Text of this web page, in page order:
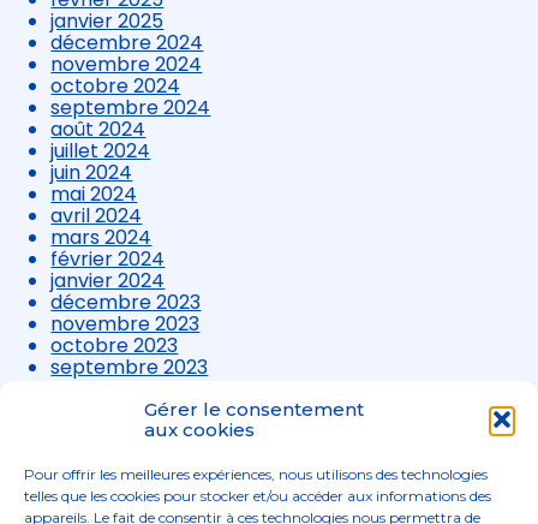
Gérer le consentement
aux cookies
Pour offrir les meilleures expériences, nous utilisons des technologies
telles que les cookies pour stocker et/ou accéder aux informations des
appareils. Le fait de consentir à ces technologies nous permettra de
janvier 2025
décembre 2024
novembre 2024
octobre 2024
septembre 2024
août 2024
juillet 2024
juin 2024
mai 2024
avril 2024
mars 2024
février 2024
janvier 2024
décembre 2023
novembre 2023
octobre 2023
septembre 2023
août 2023
juillet 2023
avril 2023
mars 2023